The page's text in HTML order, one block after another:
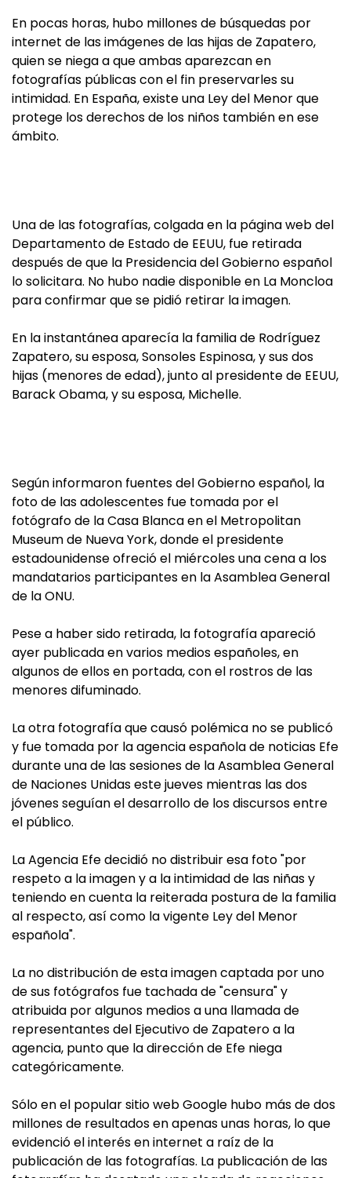
En pocas horas, hubo millones de búsquedas por
internet de las imágenes de las hijas de Zapatero,
quien se niega a que ambas aparezcan en
fotografías públicas con el fin preservarles su
intimidad. En España, existe una Ley del Menor que
protege los derechos de los niños también en ese
ámbito.
Una de las fotografías, colgada en la página web del
Departamento de Estado de EEUU, fue retirada
después de que la Presidencia del Gobierno español
lo solicitara. No hubo nadie disponible en La Moncloa
para confirmar que se pidió retirar la imagen.
En la instantánea aparecía la familia de Rodríguez
Zapatero, su esposa, Sonsoles Espinosa, y sus dos
hijas (menores de edad), junto al presidente de EEUU,
Barack Obama, y su esposa, Michelle.
Según informaron fuentes del Gobierno español, la
foto de las adolescentes fue tomada por el
fotógrafo de la Casa Blanca en el Metropolitan
Museum de Nueva York, donde el presidente
estadounidense ofreció el miércoles una cena a los
mandatarios participantes en la Asamblea General
de la ONU.
Pese a haber sido retirada, la fotografía apareció
ayer publicada en varios medios españoles, en
algunos de ellos en portada, con el rostros de las
menores difuminado.
La otra fotografía que causó polémica no se publicó
y fue tomada por la agencia española de noticias Efe
durante una de las sesiones de la Asamblea General
de Naciones Unidas este jueves mientras las dos
jóvenes seguían el desarrollo de los discursos entre
el público.
La Agencia Efe decidió no distribuir esa foto "por
respeto a la imagen y a la intimidad de las niñas y
teniendo en cuenta la reiterada postura de la familia
al respecto, así como la vigente Ley del Menor
española".
La no distribución de esta imagen captada por uno
de sus fotógrafos fue tachada de "censura" y
atribuida por algunos medios a una llamada de
representantes del Ejecutivo de Zapatero a la
agencia, punto que la dirección de Efe niega
categóricamente.
Sólo en el popular sitio web Google hubo más de dos
millones de resultados en apenas unas horas, lo que
evidenció el interés en internet a raíz de la
publicación de las fotografías. La publicación de las